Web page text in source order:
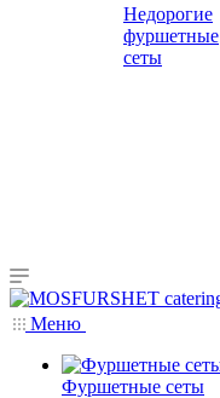
Недорогие
фуршетные
сеты
Меню
Фуршетные сеты